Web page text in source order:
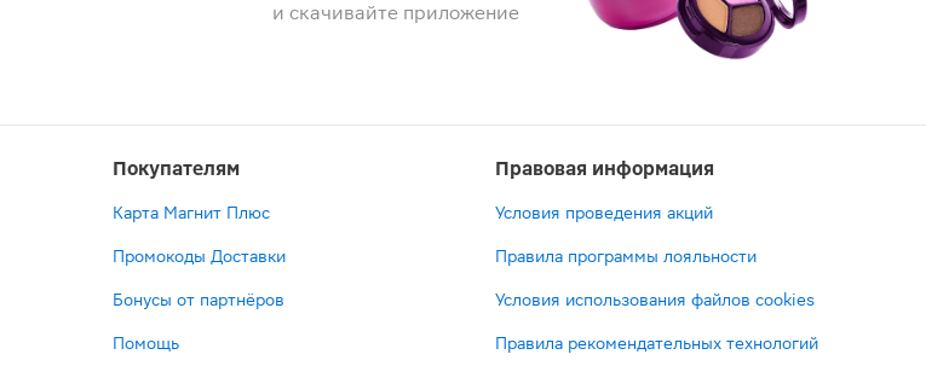
и скачивайте приложение
Покупателям
Карта Магнит Плюс
Промокоды Доставки
Бонусы от партнёров
Помощь
Правовая информация
Условия проведения акций
Правила программы лояльности
Условия использования файлов cookies
Правила рекомендательных технологий